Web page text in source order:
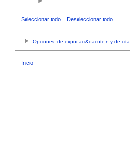
Seleccionar todo Deseleccionar todo
Opciones, de exportaci&oacute;n y de cita
Inicio